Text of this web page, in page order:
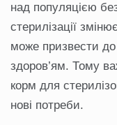
над популяцією
стерилізації
може призвести
здоров’ям. Тому
корм для
нові потреби.